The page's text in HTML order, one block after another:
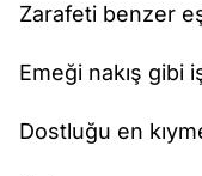
Zarafeti benzer
Emeği nakış gibi
Dostluğu en